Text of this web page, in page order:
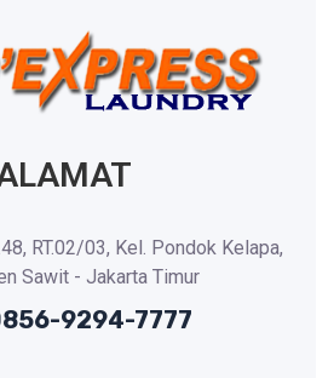
RT.02/03, Kel. Pondok Kelapa,
Sawit - Jakarta Timur
9294-7777